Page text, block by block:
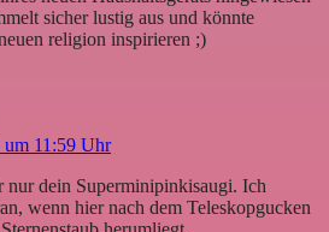
sicher lustig aus und könnte
religion inspirieren ;)
um 11:59 Uhr
nur dein Superminipinkisaugi. Ich
wenn hier nach dem Teleskopgucken